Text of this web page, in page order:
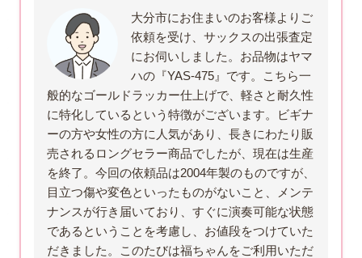
大分市にお住まいのお客様よりご
依頼を受け、サックスの出張査定
にお伺いしました。お品物はヤマ
ハの『YAS-475』です。こちら一
般的なゴールドラッカー仕上げで、軽さと耐久性
に特化しているという特徴がございます。ビギナ
ーの方や女性の方に人気があり、長きにわたり販
売されるロングセラー商品でしたが、現在は生産
を終了。今回の依頼品は2004年製のものですが、
目立つ傷や変色といったものがないこと、メンテ
ナンスが行き届いており、すぐに演奏可能な状態
であるということを考慮し、お値段をつけていた
だきました。このたびは福ちゃんをご利用いただ